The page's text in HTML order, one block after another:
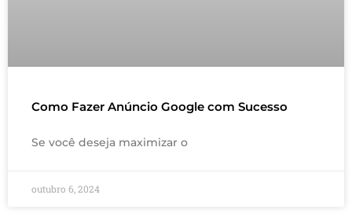
Como Fazer Anúncio Google com Sucesso
Se você deseja maximizar o
outubro 6, 2024